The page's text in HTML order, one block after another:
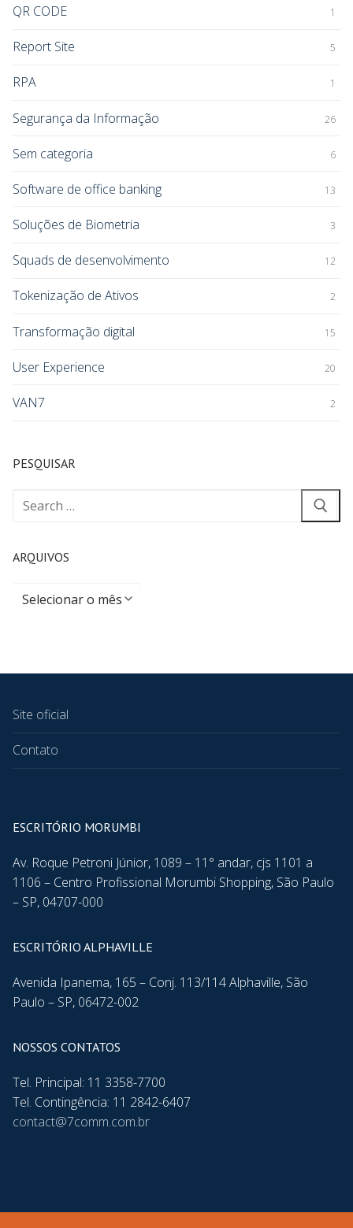
QR CODE 1
Report Site 5
RPA 1
Segurança da Informação 26
Sem categoria 6
Software de office banking 13
Soluções de Biometria 3
Squads de desenvolvimento 12
Tokenização de Ativos 2
Transformação digital 15
User Experience 20
VAN7 2
PESQUISAR
ARQUIVOS
Site oficial
Contato
ESCRITÓRIO MORUMBI
Av. Roque Petroni Júnior, 1089 – 11° andar, cjs 1101 a
1106 – Centro Profissional Morumbi Shopping, São Paulo
– SP, 04707-000
ESCRITÓRIO ALPHAVILLE
Avenida Ipanema, 165 – Conj. 113/114 Alphaville, São
Paulo – SP, 06472-002
NOSSOS CONTATOS
Tel. Principal: 11 3358-7700
Tel. Contingência: 11 2842-6407
contact@7comm.com.br